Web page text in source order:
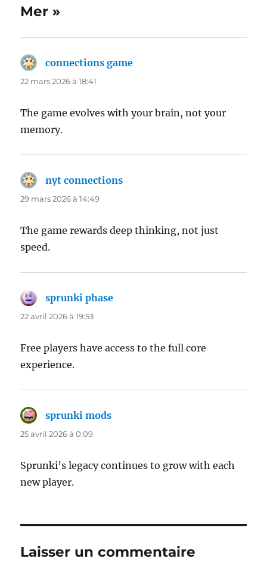
Mer »
connections game
22 mars 2026 à 18:41
The game evolves with your brain, not your
memory.
nyt connections
29 mars 2026 à 14:49
The game rewards deep thinking, not just
speed.
sprunki phase
22 avril 2026 à 19:53
Free players have access to the full core
experience.
sprunki mods
25 avril 2026 à 0:09
Sprunki’s legacy continues to grow with each
new player.
Laisser un commentaire